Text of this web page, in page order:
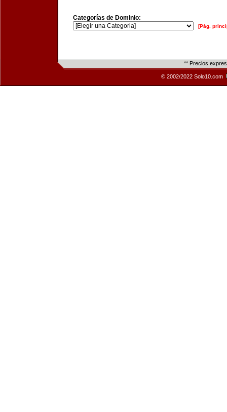
Categorías de Dominio:
[Pág.
** Precios
© 2002/2022 Solo10.com